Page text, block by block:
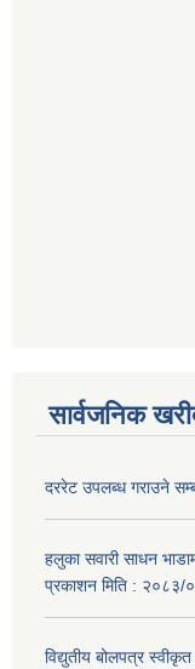
सार्वजनिक
दररेट उपलब्ध गराउने
हलुका सवारी साधन
प्रकाशन मिति : २०८३/
विद्युतीय बोलपत्र